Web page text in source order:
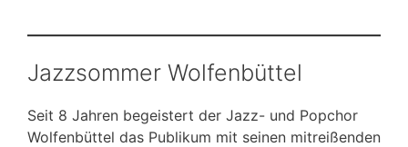
Jazzsommer Wolfenbüttel
Seit 8 Jahren begeistert der Jazz- und Popchor
Wolfenbüttel das Publikum mit seinen mitreißenden